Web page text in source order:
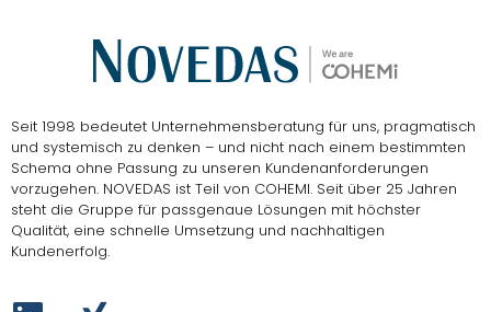
Seit 1998 bedeutet Unternehmensberatung für uns, pragmatisch
und systemisch zu denken – und nicht nach einem bestimmten
Schema ohne Passung zu unseren Kundenanforderungen
vorzugehen. NOVEDAS ist Teil von COHEMI. Seit über 25 Jahren
steht die Gruppe für passgenaue Lösungen mit höchster
Qualität, eine schnelle Umsetzung und nachhaltigen
Kundenerfolg.